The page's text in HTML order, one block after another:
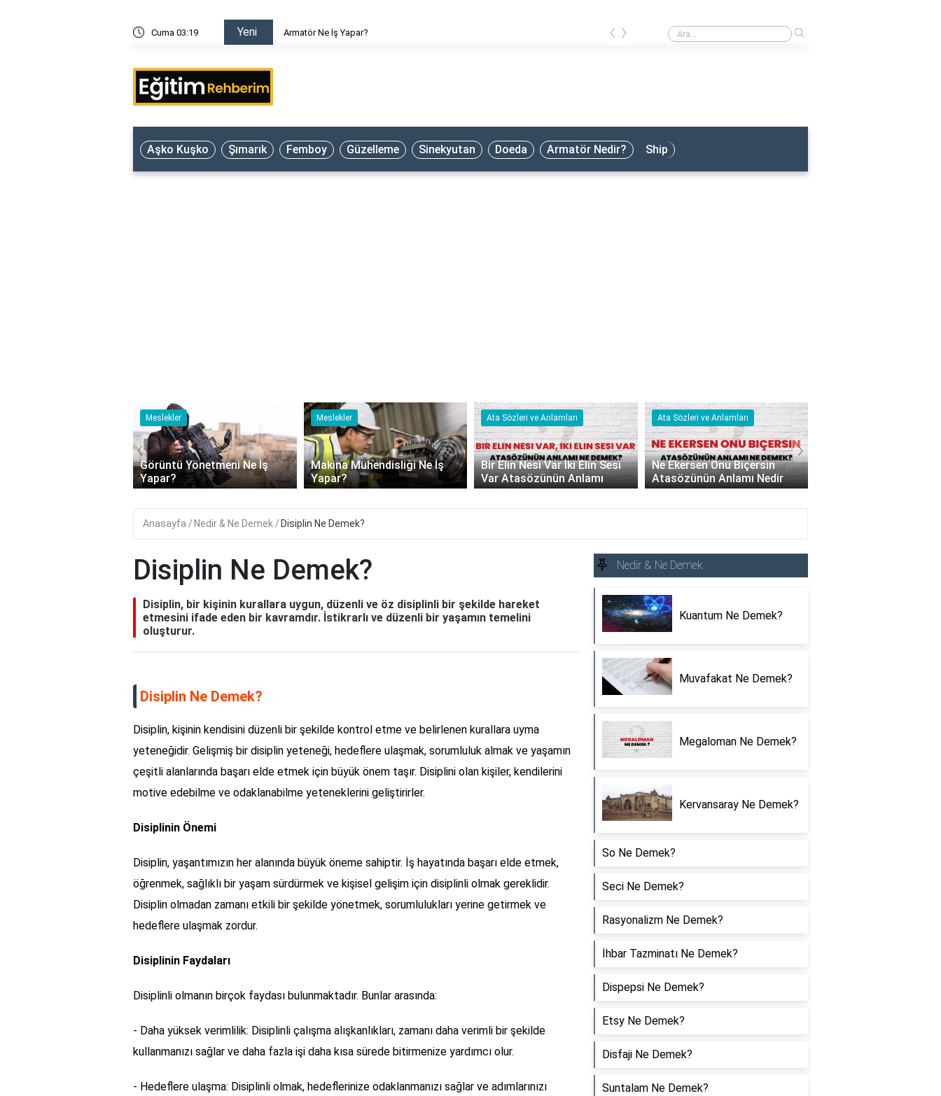
Cuma 03:19 Yeni Armatör Ne İş Yapar? Armatör Ne İş Yapar?
‹ ›
Aşko Kuşko Şımarık Femboy Güzelleme Sinekyutan Doeda Armatör Nedir? Ship
Meslekler
Makina Mühendisliği Ne İş
Yapar?
Ata Sözleri ve Anlamları
Bir Elin Nesi Var İki Elin Sesi
Var Atasözünün Anlamı
Ata Sözleri ve Anlamları
Ne Ekersen Onu Biçersin
Atasözünün Anlamı Nedir
Ata Sözleri ve Anlamları
Lafla Peynir Gemisi Yürümez
Atasözünün Anlamı
‹ ›
Anasayfa Nedir & Ne Demek Disiplin Ne Demek?
Disiplin Ne Demek?
Disiplin, bir kişinin kurallara uygun, düzenli ve öz disiplinli bir şekilde hareket
etmesini ifade eden bir kavramdır. İstikrarlı ve düzenli bir yaşamın temelini
oluşturur.
Disiplin Ne Demek?
Disiplin, kişinin kendisini düzenli bir şekilde kontrol etme ve belirlenen kurallara uyma
yeteneğidir. Gelişmiş bir disiplin yeteneği, hedeflere ulaşmak, sorumluluk almak ve yaşamın
çeşitli alanlarında başarı elde etmek için büyük önem taşır. Disiplini olan kişiler, kendilerini
motive edebilme ve odaklanabilme yeteneklerini geliştirirler.
Disiplinin Önemi
Disiplin, yaşantımızın her alanında büyük öneme sahiptir. İş hayatında başarı elde etmek,
öğrenmek, sağlıklı bir yaşam sürdürmek ve kişisel gelişim için disiplinli olmak gereklidir.
Disiplin olmadan zamanı etkili bir şekilde yönetmek, sorumlulukları yerine getirmek ve
hedeflere ulaşmak zordur.
Disiplinin Faydaları
Disiplinli olmanın birçok faydası bulunmaktadır. Bunlar arasında:
- Daha yüksek verimlilik: Disiplinli çalışma alışkanlıkları, zamanı daha verimli bir şekilde
kullanmanızı sağlar ve daha fazla işi daha kısa sürede bitirmenize yardımcı olur.
- Hedeflere ulaşma: Disiplinli olmak, hedeflerinize odaklanmanızı sağlar ve adımlarınızı
Nedir & Ne Demek
Kuantum Ne Demek?
Muvafakat Ne Demek?
Megaloman Ne Demek?
Kervansaray Ne Demek?
So Ne Demek?
Seci Ne Demek?
Rasyonalizm Ne Demek?
İhbar Tazminatı Ne Demek?
Dispepsi Ne Demek?
Etsy Ne Demek?
Disfaji Ne Demek?
Suntalam Ne Demek?